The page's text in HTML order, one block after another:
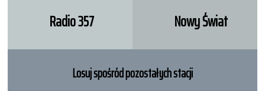
Radio 357 Nowy Świat
Losuj spośród pozostałych stacji